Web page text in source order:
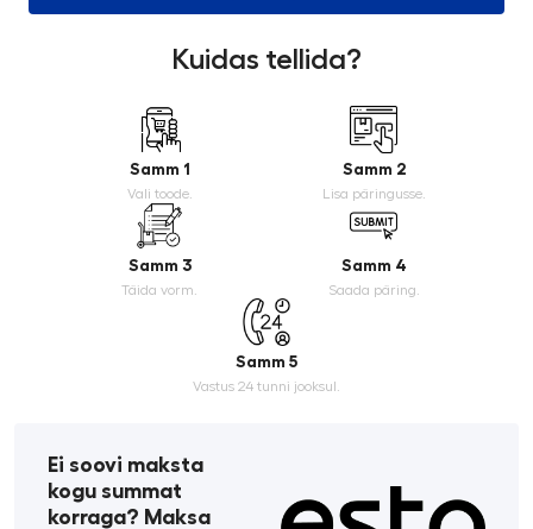
Kuidas tellida?
Samm 1
Vali toode.
Samm 2
Lisa päringusse.
Samm 3
Täida vorm.
Samm 4
Saada päring.
Samm 5
Vastus 24 tunni jooksul.
Ei soovi maksta
kogu summat
korraga? Maksa